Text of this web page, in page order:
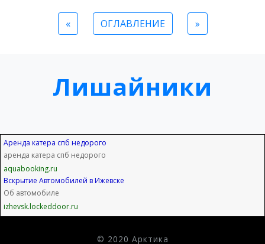
« ОГЛАВЛЕНИЕ »
Лишайники
Аренда катера спб недорого
аренда катера спб недорого
aquabooking.ru
Вскрытие Автомобилей в Ижевске
Об автомобиле
izhevsk.lockeddoor.ru
© 2020 Арктика